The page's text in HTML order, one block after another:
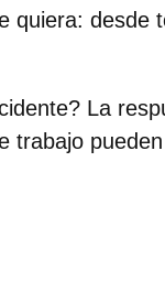
quiera: desde
La
trabajo